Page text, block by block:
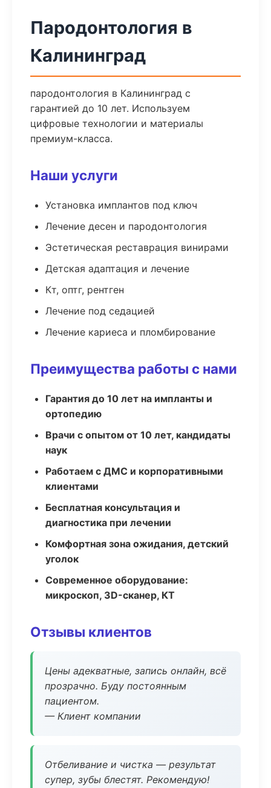
Пародонтология в
Калининград
пародонтология в Калининград с
гарантией до 10 лет. Используем
цифровые технологии и материалы
премиум-класса.
Наши услуги
Установка имплантов под ключ
Лечение десен и пародонтология
Эстетическая реставрация винирами
Детская адаптация и лечение
Кт, оптг, рентген
Лечение под седацией
Лечение кариеса и пломбирование
Преимущества работы с нами
Гарантия до 10 лет на импланты и
ортопедию
Врачи с опытом от 10 лет, кандидаты
наук
Работаем с ДМС и корпоративными
клиентами
Бесплатная консультация и
диагностика при лечении
Комфортная зона ожидания, детский
уголок
Современное оборудование:
микроскоп, 3D-сканер, КТ
Отзывы клиентов
Цены адекватные, запись онлайн, всё
прозрачно. Буду постоянным
пациентом.
— Клиент компании
Отбеливание и чистка — результат
супер, зубы блестят. Рекомендую!